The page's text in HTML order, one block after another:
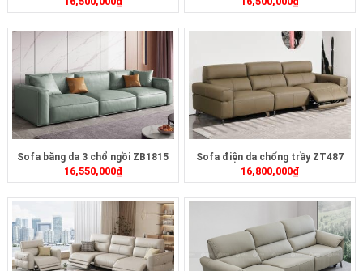
Sofa băng da 3 chổ ngồi ZB1815
16,550,000₫
Sofa điện da chống trầy ZT487
16,800,000₫